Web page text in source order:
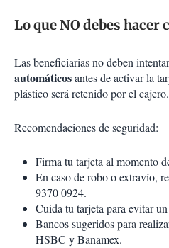
Lo que NO debes hacer
Las beneficiarias no deben
automáticosantes de activar la
plástico será retenido por el cajero.
Recomendaciones de seguridad:
Firma tu tarjeta al momento
En caso de robo o extravío,
9370 0924.
Cuida tu tarjeta para evitar
Bancos sugeridos para
HSBC y Banamex.